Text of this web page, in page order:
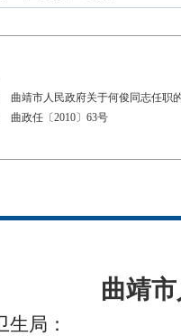
曲靖市人民政府关于何俊同志任职
曲政任〔2010〕63号
曲靖
生局：